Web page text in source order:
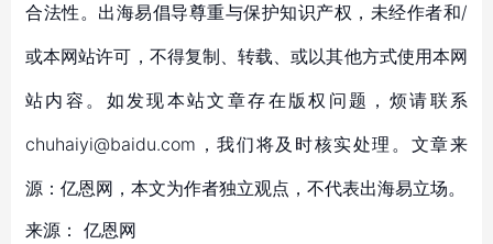
合法性。出海易倡导尊重与保护知识产权，未经作者和/
或本网站许可，不得复制、转载、或以其他方式使用本网
站内容。如发现本站文章存在版权问题，烦请联系
chuhaiyi@baidu.com，我们将及时核实处理。文章来
源：亿恩网，本文为作者独立观点，不代表出海易立场。
来源： 亿恩网